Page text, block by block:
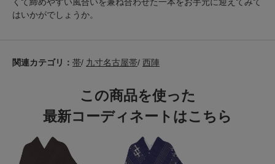
はいかがでしょうか。
関連カテゴリ： 帯/ 九寸名古屋帯/ 西陣
この商品を使った
最新コーディネートはこちら